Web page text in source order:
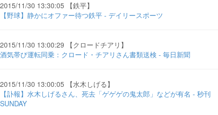
2015/11/30 13:30:05 【鉄平】
【野球】静かにオファー待つ鉄平 - デイリースポーツ
2015/11/30 13:00:29 【クロードチアリ】
酒気帯び運転同乗：クロード・チアリさん書類送検 - 毎日新聞
2015/11/30 13:00:05 【水木しげる】
【訃報】水木しげるさん、死去「ゲゲゲの鬼太郎」などが有名 - 秒刊
SUNDAY